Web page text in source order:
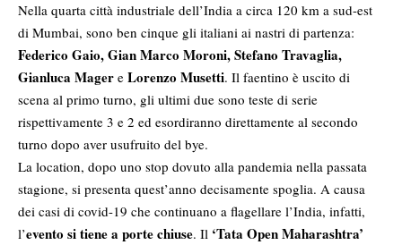
Nella quarta città industriale dell’India a circa 120 km a sud-est
di Mumbai, sono ben cinque gli italiani ai nastri di partenza:
Federico Gaio, Gian Marco Moroni, Stefano Travaglia,
Gianluca Mager e Lorenzo Musetti. Il faentino è uscito di
scena al primo turno, gli ultimi due sono teste di serie
rispettivamente 3 e 2 ed esordiranno direttamente al secondo
turno dopo aver usufruito del bye.
La location, dopo uno stop dovuto alla pandemia nella passata
stagione, si presenta quest’anno decisamente spoglia. A causa
dei casi di covid-19 che continuano a flagellare l’India, infatti,
l’evento si tiene a porte chiuse. Il ‘Tata Open Maharashtra’